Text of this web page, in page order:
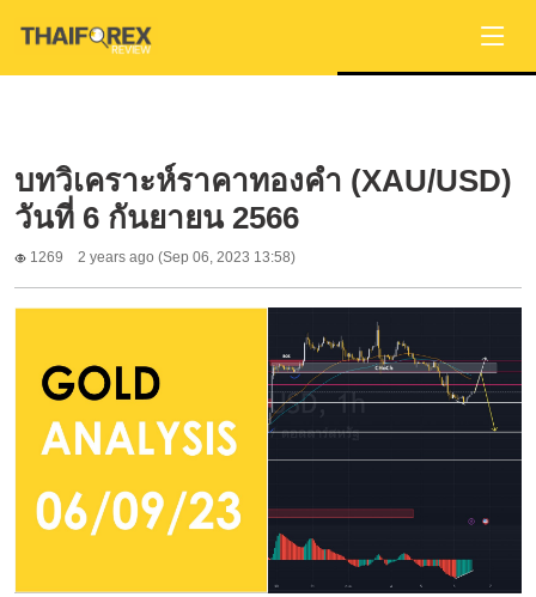
บทวิเคราะห์ราคาทองคำ (XAU/USD)
วันที่ 6 กันยายน 2566
1269 2 years ago (Sep 06, 2023 13:58)